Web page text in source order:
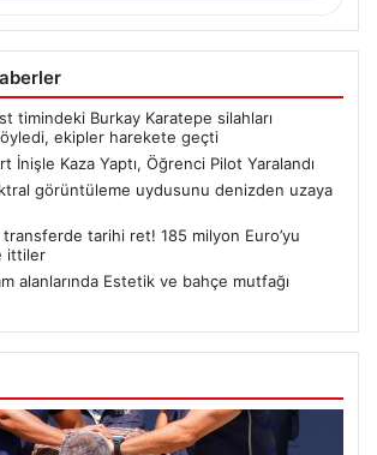
timindeki Burkay Karatepe silahları
ekipler harekete geçti
İnişle Kaza Yaptı, Öğrenci Pilot Yaralandı
görüntüleme uydusunu denizden uzaya
transferde tarihi ret! 185 milyon Euro’yu
ittiler
alanlarında Estetik ve bahçe mutfağı